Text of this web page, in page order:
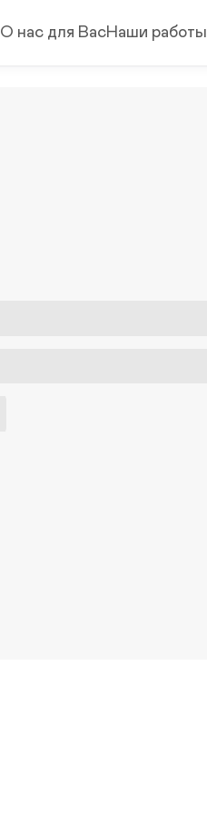
О нас для ВасНаши работы